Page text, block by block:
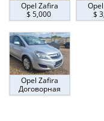
Opel Zafira
$ 5,000
$
Opel Zafira
Договорная